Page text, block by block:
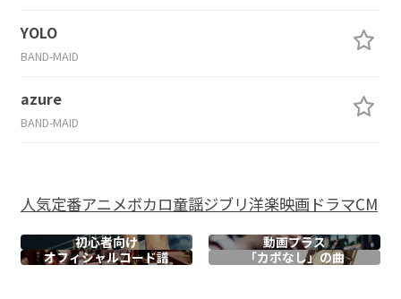
YOLO
BAND-MAID
azure
BAND-MAID
人気定番アニメボカロ童謡ジブリ洋楽映画ドラマCM
初心者向け
動画プラス
オフィシャルコード譜 「カポなし」の曲